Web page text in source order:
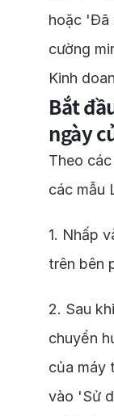
hoặc 'Đã
cường
Kinh
Bắt
ngày
Theo
các mẫu
1. Nhấp
trên bên
2. Sau
chuyển
của máy
vào 'Sử